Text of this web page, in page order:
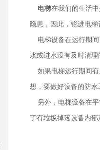
电梯在我们的生活
隐患，因此，锐进电
电梯设备在运行期间
水或进水没有及时清
如果电梯运行期间有
想，要做好设备的防水
另外，电梯设备在平
了有垃圾掉落设备内